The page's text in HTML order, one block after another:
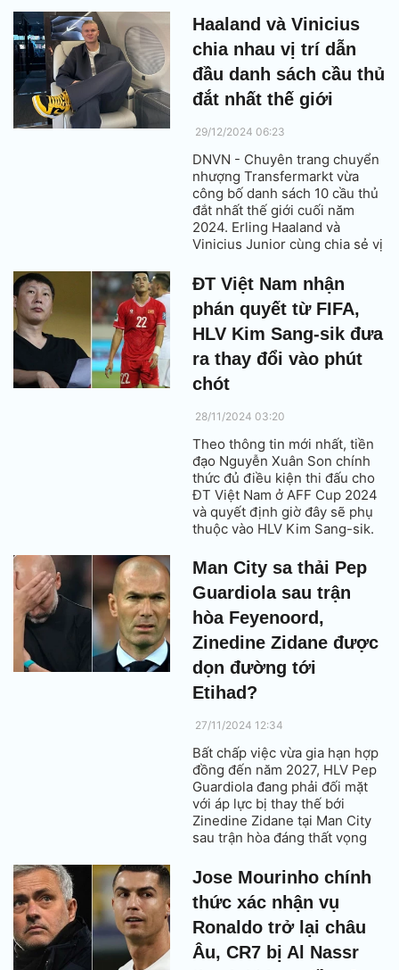
Haaland và Vinicius
chia nhau vị trí dẫn
đầu danh sách cầu thủ
đắt nhất thế giới
29/12/2024 06:23
DNVN - Chuyên trang chuyển
nhượng Transfermarkt vừa
công bố danh sách 10 cầu thủ
đắt nhất thế giới cuối năm
2024. Erling Haaland và
Vinicius Junior cùng chia sẻ vị
200 triệu euro.
ĐT Việt Nam nhận
phán quyết từ FIFA,
HLV Kim Sang-sik đưa
ra thay đổi vào phút
chót
28/11/2024 03:20
Theo thông tin mới nhất, tiền
đạo Nguyễn Xuân Son chính
thức đủ điều kiện thi đấu cho
ĐT Việt Nam ở AFF Cup 2024
và quyết định giờ đây sẽ phụ
thuộc vào HLV Kim Sang-sik.
Man City sa thải Pep
Guardiola sau trận
hòa Feyenoord,
Zinedine Zidane được
dọn đường tới
Etihad?
27/11/2024 12:34
Bất chấp việc vừa gia hạn hợp
đồng đến năm 2027, HLV Pep
Guardiola đang phải đối mặt
với áp lực bị thay thế bới
Zinedine Zidane tại Man City
sau trận hòa đáng thất vọng
Champions League.
Jose Mourinho chính
thức xác nhận vụ
Ronaldo trở lại châu
Âu, CR7 bị Al Nassr